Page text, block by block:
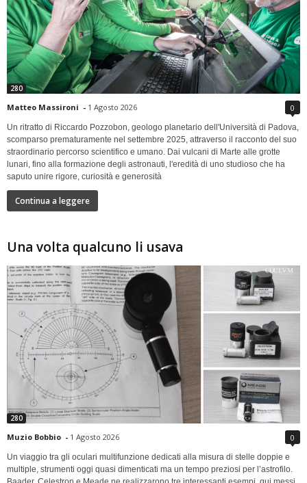
280
Matteo Massironi - 1 Agosto 2026 0
Un ritratto di Riccardo Pozzobon, geologo planetario dell'Università di Padova,
scomparso prematuramente nel settembre 2025, attraverso il racconto del suo
straordinario percorso scientifico e umano. Dai vulcani di Marte alle grotte
lunari, fino alla formazione degli astronauti, l'eredità di uno studioso che ha
saputo unire rigore, curiosità e generosità
Continua a leggere
Una volta qualcuno li usava
280
Muzio Bobbio - 1 Agosto 2026 0
Un viaggio tra gli oculari multifunzione dedicati alla misura di stelle doppie e
multiple, strumenti oggi quasi dimenticati ma un tempo preziosi per l’astrofilo.